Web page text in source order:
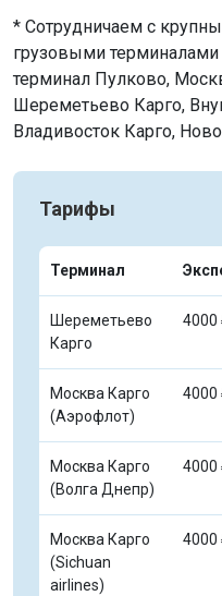
* Сотрудничаем с
грузовыми терминалами
терминал Пулково,
Шереметьево Карго,
Владивосток Карго,
Тарифы
Терминал
Шереметьево
Карго
4000
Москва Карго
(Аэрофлот)
4000
Москва Карго
(Волга Днепр)
4000
Москва Карго
(Sichuan
airlines)
4000